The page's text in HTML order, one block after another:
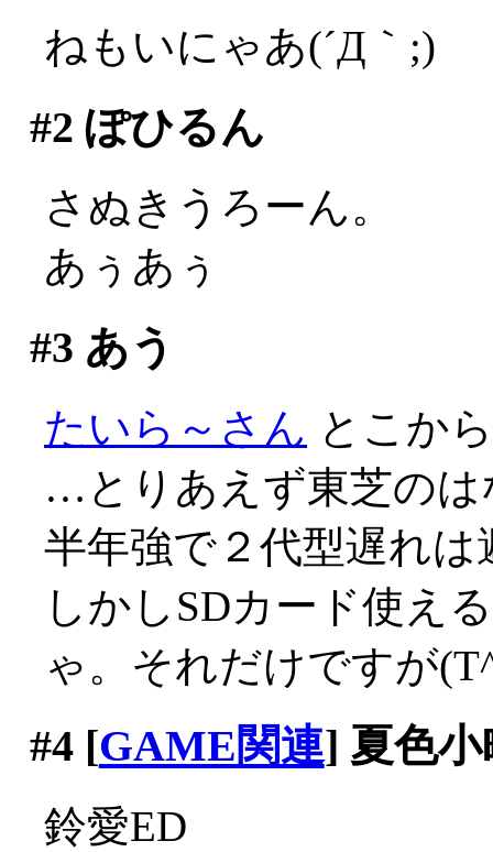
ねもいにゃあ(´Д｀;)
#2 ぽひるん
さぬきうろーん。
あぅあぅ
#3 あう
たいら～さん とこか
…とりあえず東芝のは
半年強で２代型遅れは
しかしSDカード使え
ゃ。それだけですが
#4[GAME関連] 夏色小
鈴愛ED